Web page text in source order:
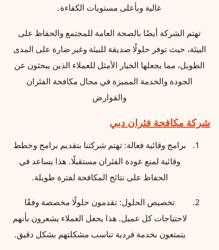
عالية وبأعلى مستويات الكفاءة.
تهتم الشركة أيضًا بالصحة العامة للمجتمع والحفاظ على
البيئة، حيث توفر حلولًا صديقة للبيئة وغير ضارة على المدى
الطويل، مما يجعلها الخيار الأمثل للعملاء الذين يبحثون عن
الجودة والخدمة المميزة في مجال مكافحة الفئران
والقوارض
شركة مكافحة فئران دبي
برامج وقائية فعالة: تهتم شركتنا بتقديم برامج وخطط
وقائية لمنع عودة الفئران مستقبلًا. هذا يساعد في
الحفاظ على نتائج المكافحة لفترة طويلة.
تخصيص الحلول: تقدمون حلولًا مخصصة وفقًا
لاحتياجات كل عميل. هذا يجعل العملاء يشعرون بأنهم
يتمتعون بخدمة فردية تناسب مشكلتهم بشكل دقيق.